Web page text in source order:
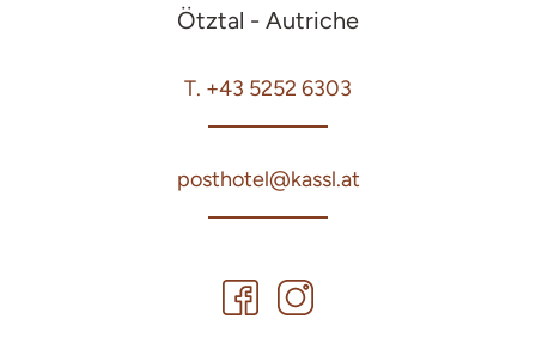
Ötztal - Autriche
T. +43 5252 6303
posthotel@kassl.at